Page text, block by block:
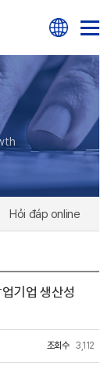
Hỏi đáp online
기업 생산성
조회수 3,112